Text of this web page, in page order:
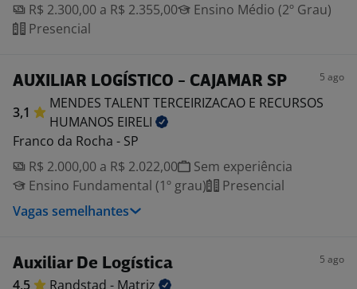
R$ 2.300,00 a R$ 2.355,00
Ensino Médio (2º Grau)
Presencial
AUXILIAR LOGÍSTICO - CAJAMAR SP 5 ago
3,1
MENDES TALENT TERCEIRIZACAO E RECURSOS
HUMANOS EIRELI
Franco da Rocha - SP
R$ 2.000,00 a R$ 2.022,00
Sem experiência
Ensino Fundamental (1º grau)
Presencial
Vagas semelhantes
Auxiliar De Logística 5 ago
4,5 Randstad - Matriz